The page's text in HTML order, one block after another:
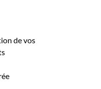
de vos